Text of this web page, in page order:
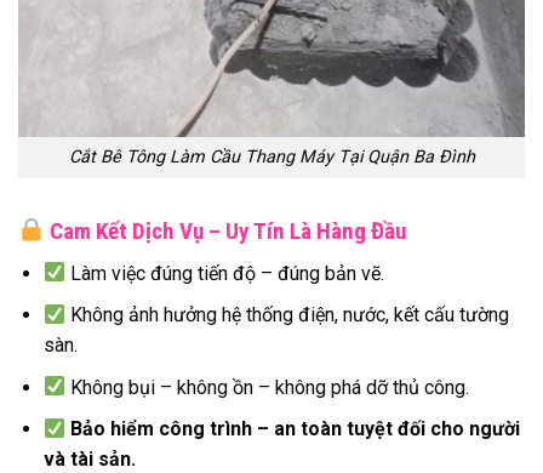
Cắt Bê Tông Làm Cầu Thang Máy Tại Quận Ba Đình
Cam Kết Dịch Vụ – Uy Tín Là Hàng Đầu
Làm việc đúng tiến độ – đúng bản vẽ.
Không ảnh hưởng hệ thống điện, nước, kết cấu tường
sàn.
Không bụi – không ồn – không phá dỡ thủ công.
Bảo hiểm công trình – an toàn tuyệt đối cho người
và tài sản.